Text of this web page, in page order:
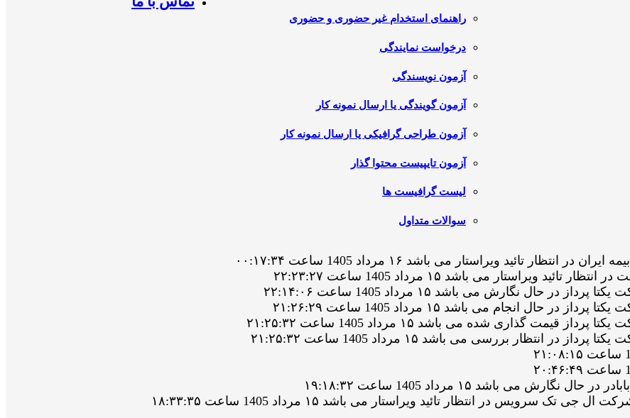
راهنمای استخدام غیر حضوری و حضوری
درخواست نمایندگی
آزمون نویسندگی
آزمون گویندگی یا ارسال نمونه کار
آزمون طراحی گرافیکی یا ارسال نمونه کار
آزمون تایپیست محتوا گذار
لیست گرافیست ها
سوالات متداول
تائید ویراستار می باشد ۱۶ مرداد 1405 ساعت ۰۰:۱۷:۳۴
می باشد ۱۵ مرداد 1405 ساعت ۲۲:۲۳:۲۷
نگارش می باشد ۱۵ مرداد 1405 ساعت ۲۲:۱۴:۰۶
انجام می باشد ۱۵ مرداد 1405 ساعت ۲۱:۲۶:۲۹
گذاری شده می باشد ۱۵ مرداد 1405 ساعت ۲۱:۲۵:۳۲
بررسی می باشد ۱۵ مرداد 1405 ساعت ۲۱:۲۵:۳۲
می باشد ۱۵ مرداد 1405 ساعت ۱۹:۱۸:۳۲